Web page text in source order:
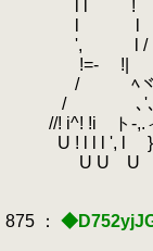
l l ! /
l l /
', l / ,
!=- !| _
/ ﾍ
/ ､'､`ー
//! i^! !i
U ! l l l ', l }
U U U /
875 ：